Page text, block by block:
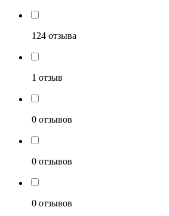
124 отзыва
1 отзыв
0 отзывов
0 отзывов
0 отзывов